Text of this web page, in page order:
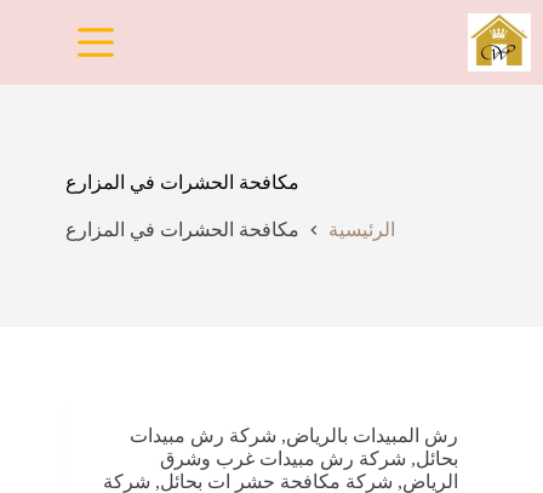
التجاوز
إلى
المحتوى
مكافحة الحشرات في المزارع
الرئيسية مكافحة الحشرات في المزارع
رش المبيدات بالرياض, شركة رش مبيدات
بحائل, شركة رش مبيدات غرب وشرق
الرياض, شركة مكافحة حشر ات بحائل, شركة